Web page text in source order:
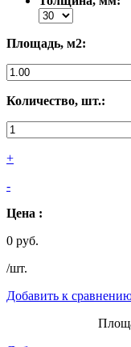
Площадь, м2:
Количество, шт.:
+
-
Цена :
0 руб.
/шт.
Добавить к